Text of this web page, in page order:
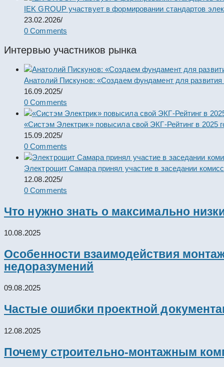
IEK GROUP участвует в формировании стандартов
23.02.2026/
0 Comments
Интервью участников рынка
Анатолий Пискунов: «Создаем фундамент для развития
16.09.2025/
0 Comments
«Систэм Электрик» повысила свой ЭКГ-Рейтинг в 2025
15.09.2025/
0 Comments
Электрощит Самара принял участие в заседании
12.08.2025/
0 Comments
Что нужно знать о максимально
10.08.2025
Особенности взаимодействия
недоразумений
09.08.2025
Частые ошибки проектной
12.08.2025
Почему строительно-монтажным